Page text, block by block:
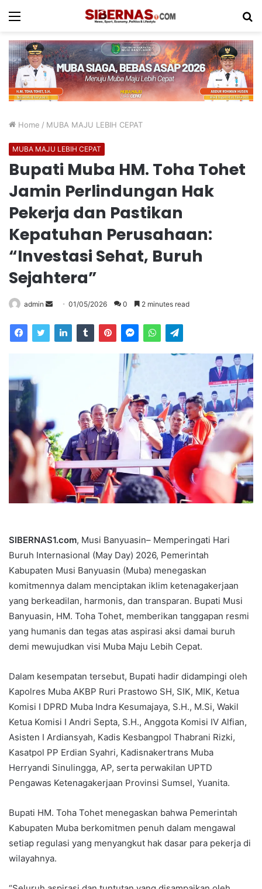
Menu
Home / MUBA MAJU LEBIH CEPAT
MUBA MAJU LEBIH CEPAT
Bupati Muba HM. Toha Tohet
Jamin Perlindungan Hak
Pekerja dan Pastikan
Kepatuhan Perusahaan:
“Investasi Sehat, Buruh
Sejahtera”
admin
Send
email
01/05/2026 0 2 minutes read
SIBERNAS1.com, Musi Banyuasin– Memperingati Hari
Buruh Internasional (May Day) 2026, Pemerintah
Kabupaten Musi Banyuasin (Muba) menegaskan
komitmennya dalam menciptakan iklim ketenagakerjaan
yang berkeadilan, harmonis, dan transparan. Bupati Musi
Banyuasin, HM. Toha Tohet, memberikan tanggapan resmi
yang humanis dan tegas atas aspirasi aksi damai buruh
demi mewujudkan visi Muba Maju Lebih Cepat.
Dalam kesempatan tersebut, Bupati hadir didampingi oleh
Kapolres Muba AKBP Ruri Prastowo SH, SIK, MIK, Ketua
Komisi I DPRD Muba Indra Kesumajaya, S.H., M.Si, Wakil
Ketua Komisi I Andri Septa, S.H., Anggota Komisi IV Alfian,
Asisten I Ardiansyah, Kadis Kesbangpol Thabrani Rizki,
Kasatpol PP Erdian Syahri, Kadisnakertrans Muba
Herryandi Sinulingga, AP, serta perwakilan UPTD
Pengawas Ketenagakerjaan Provinsi Sumsel, Yuanita.
Bupati HM. Toha Tohet menegaskan bahwa Pemerintah
Kabupaten Muba berkomitmen penuh dalam mengawal
setiap regulasi yang menyangkut hak dasar para pekerja di
wilayahnya.